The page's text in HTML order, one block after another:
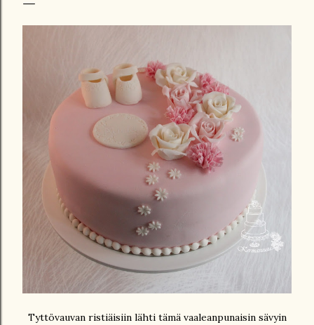
Tyttövauvan ristiäisiin lähti tämä vaaleanpunaisin sävyin